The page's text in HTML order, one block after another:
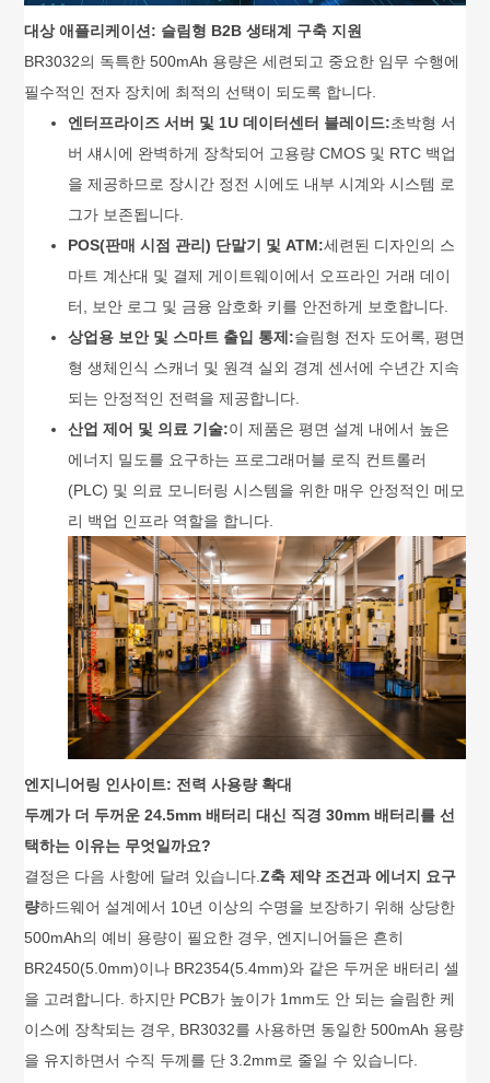
대상 애플리케이션: 슬림형 B2B 생태계 구축 지원
BR3032의 독특한 500mAh 용량은 세련되고 중요한 임무 수행에
필수적인 전자 장치에 최적의 선택이 되도록 합니다.
엔터프라이즈 서버 및 1U 데이터센터 블레이드:초박형 서
버 섀시에 완벽하게 장착되어 고용량 CMOS 및 RTC 백업
을 제공하므로 장시간 정전 시에도 내부 시계와 시스템 로
그가 보존됩니다.
POS(판매 시점 관리) 단말기 및 ATM:세련된 디자인의 스
마트 계산대 및 결제 게이트웨이에서 오프라인 거래 데이
터, 보안 로그 및 금융 암호화 키를 안전하게 보호합니다.
상업용 보안 및 스마트 출입 통제:슬림형 전자 도어록, 평면
형 생체인식 스캐너 및 원격 실외 경계 센서에 수년간 지속
되는 안정적인 전력을 제공합니다.
산업 제어 및 의료 기술:이 제품은 평면 설계 내에서 높은
에너지 밀도를 요구하는 프로그래머블 로직 컨트롤러
(PLC) 및 의료 모니터링 시스템을 위한 매우 안정적인 메모
리 백업 인프라 역할을 합니다.
엔지니어링 인사이트: 전력 사용량 확대
두께가 더 두꺼운 24.5mm 배터리 대신 직경 30mm 배터리를 선
택하는 이유는 무엇일까요?
결정은 다음 사항에 달려 있습니다.Z축 제약 조건과 에너지 요구
량하드웨어 설계에서 10년 이상의 수명을 보장하기 위해 상당한
500mAh의 예비 용량이 필요한 경우, 엔지니어들은 흔히
BR2450(5.0mm)이나 BR2354(5.4mm)와 같은 두꺼운 배터리 셀
을 고려합니다. 하지만 PCB가 높이가 1mm도 안 되는 슬림한 케
이스에 장착되는 경우, BR3032를 사용하면 동일한 500mAh 용량
을 유지하면서 수직 두께를 단 3.2mm로 줄일 수 있습니다.